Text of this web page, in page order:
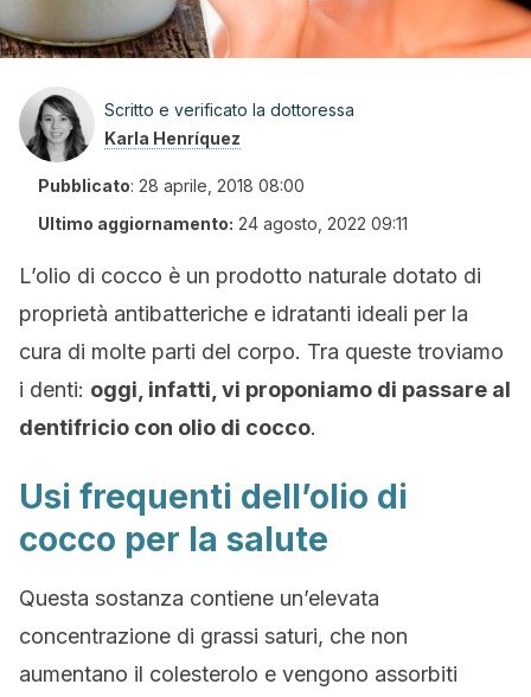
Scritto e verificato la dottoressa
Karla Henríquez
Pubblicato: 28 aprile, 2018 08:00
Ultimo aggiornamento: 24 agosto, 2022 09:11
L’olio di cocco è un prodotto naturale dotato di
proprietà antibatteriche e idratanti ideali per la
cura di molte parti del corpo. Tra queste troviamo
i denti: oggi, infatti, vi proponiamo di passare al
dentifricio con olio di cocco.
Usi frequenti dell’olio di
cocco per la salute
Questa sostanza contiene un’elevata
concentrazione di grassi saturi, che non
aumentano il colesterolo e vengono assorbiti